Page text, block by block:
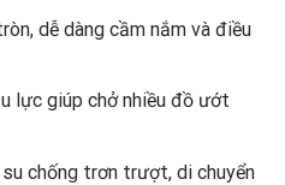
dễ dàng cầm nắm và điều
lực giúp chở nhiều đồ ướt
chống trơn trượt, di chuyển